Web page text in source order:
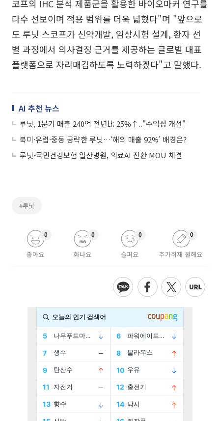
코프의 IHC 분석 제품군을 활용한 바이오마커 연구를
다수 선보이며 적용 범위를 더욱 넓혔다"며 "앞으로
도 루닛 스코프가 신약개발, 임상시험 설계, 환자 선
별 과정에서 의사결정 근거를 제공하는 글로벌 대표
플랫폼으로 자리매김하도록 노력하겠다"고 말했다.
AI 추천 뉴스
루닛, 1분기 매출 240억 전년比 25%↑.."수익성 개선"
북미·유럽·중동 공략한 루닛…‘해외 매출 92%’ 배경은?
루닛-국민건강보험 일산병원, 의료AI 전환 MOU 체결
#루닛
좋아요
0
화나요
0
슬퍼요
0
추가취재 원해요
0